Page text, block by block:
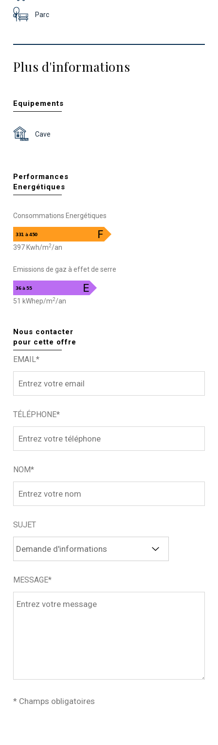
Parc
Plus d'informations
Equipements
Cave
Performances
Energétiques
Consommations Energétiques
397 Kwh/m2/an
Emissions de gaz à effet de serre
51 kWhep/m2/an
Nous contacter
pour cette offre
EMAIL*
TÉLÉPHONE*
NOM*
SUJET
MESSAGE*
* Champs obligatoires